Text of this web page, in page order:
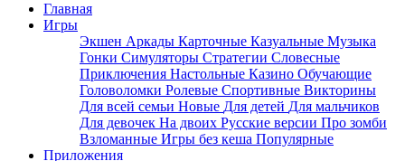
Главная
Игры
Экшен Аркады Карточные Казуальные Музыка
Гонки Симуляторы Стратегии Словесные
Приключения Настольные Казино Обучающие
Головоломки Ролевые Спортивные Викторины
Для всей семьи Новые Для детей Для мальчиков
Для девочек На двоих Русские версии Про зомби
Взломанные Игры без кеша Популярные
Приложения